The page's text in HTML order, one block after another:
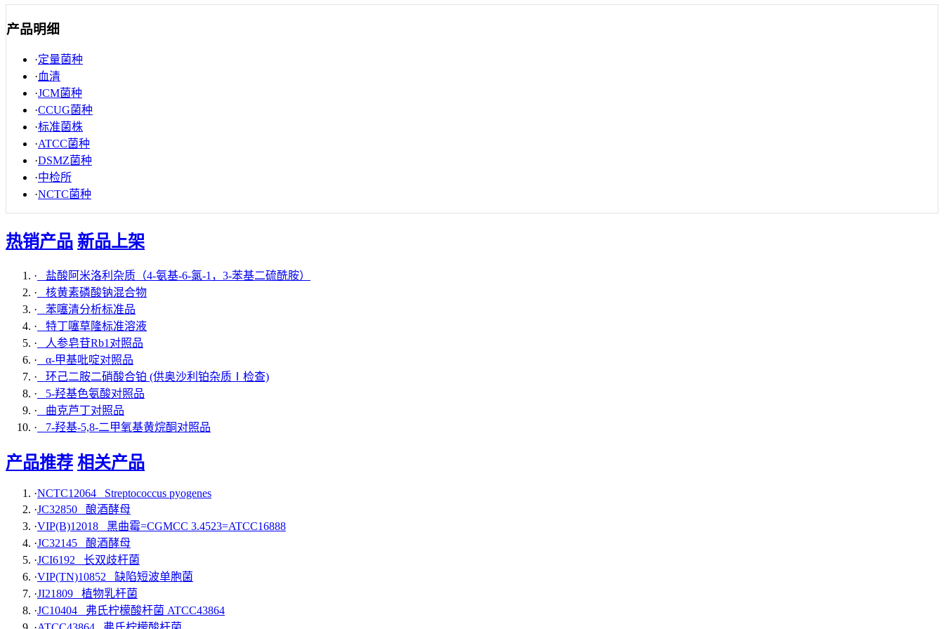
产品明细
·定量菌种
·血清
·JCM菌种
·CCUG菌种
·标准菌株
·ATCC菌种
·DSMZ菌种
·中检所
·NCTC菌种
热销产品 新品上架
· 盐酸阿米洛利杂质（4-氨基-6-氯-1，3-苯基二硫酰胺）
· 核黄素磷酸钠混合物
· 苯噻清分析标准品
· 特丁噻草隆标准溶液
· 人参皂苷Rb1对照品
· α-甲基吡啶对照品
· 环己二胺二硝酸合铂 (供奥沙利铂杂质Ⅰ检查)
· 5-羟基色氨酸对照品
· 曲克芦丁对照品
· 7-羟基-5,8-二甲氧基黄烷酮对照品
产品推荐 相关产品
·NCTC12064 Streptococcus pyogenes
·JC32850 酿酒酵母
·VIP(B)12018 黑曲霉=CGMCC 3.4523=ATCC16888
·JC32145 酿酒酵母
·JCI6192 长双歧杆菌
·VIP(TN)10852 缺陷短波单胞菌
·JI21809 植物乳杆菌
·JC10404 弗氏柠檬酸杆菌 ATCC43864